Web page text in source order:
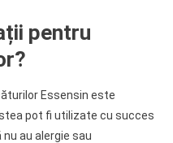
pentru
Essensin este
pot fi utilizate cu succes
au alergie sau